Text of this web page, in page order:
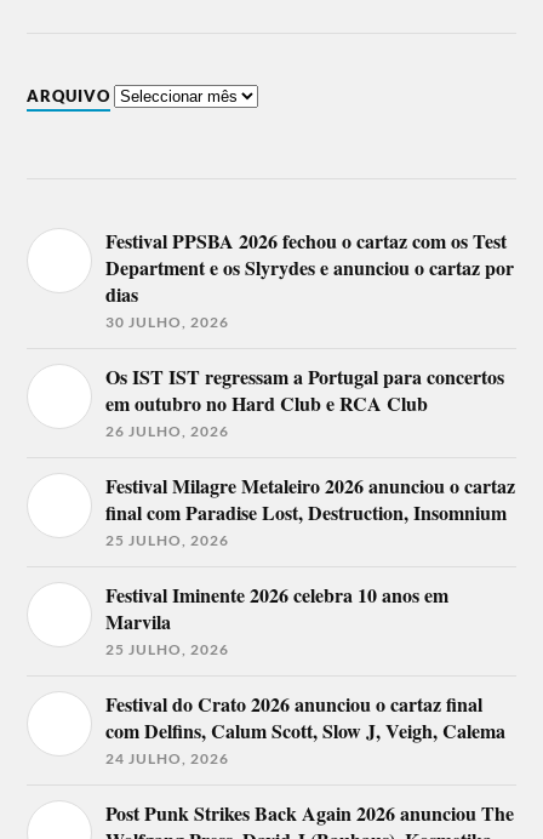
ARQUIVO
Festival PPSBA 2026 fechou o cartaz com os Test
Department e os Slyrydes e anunciou o cartaz por
dias
30 JULHO, 2026
Os IST IST regressam a Portugal para concertos
em outubro no Hard Club e RCA Club
26 JULHO, 2026
Festival Milagre Metaleiro 2026 anunciou o cartaz
final com Paradise Lost, Destruction, Insomnium
25 JULHO, 2026
Festival Iminente 2026 celebra 10 anos em
Marvila
25 JULHO, 2026
Festival do Crato 2026 anunciou o cartaz final
com Delfins, Calum Scott, Slow J, Veigh, Calema
24 JULHO, 2026
Post Punk Strikes Back Again 2026 anunciou The